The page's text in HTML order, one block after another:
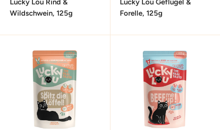
Lucky Lou Rind &
Wildschwein, 125g
Lucky Lou Geflügel &
Forelle, 125g